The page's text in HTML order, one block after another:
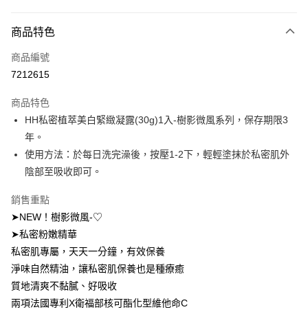
信用卡一次付款
超商取貨付款
Apple Pay
街口支付
悠遊付
Google Pay
AFTEE先享後付
相關說明
【關於「AFTEE先享後付」】
AFTEE先享後付是「在收到商品之後才付款」的支付方式。 讓您購物簡單
便利好安心！
１．簡單：不需註冊會員、不需綁卡、不需儲值。
２．便利：只要手機號碼，簡訊認證，即可結帳。
商品特色
商品編號
7212615
商品特色
HH私密植萃美白緊緻凝露(30g)1入-樹影微風系列，保存期限3
年。
使用方法：於每日洗完澡後，按壓1-2下，輕輕塗抹於私密肌外
陰部至吸收即可。
銷售重點
➤NEW！樹影微風-♡
➤私密粉嫩精華
私密肌專屬，天天一分鐘，有效保養
淨味自然精油，讓私密肌保養也是種療癒
質地清爽不黏膩、好吸收
兩項法國專利X衛福部核可酯化型維他命C